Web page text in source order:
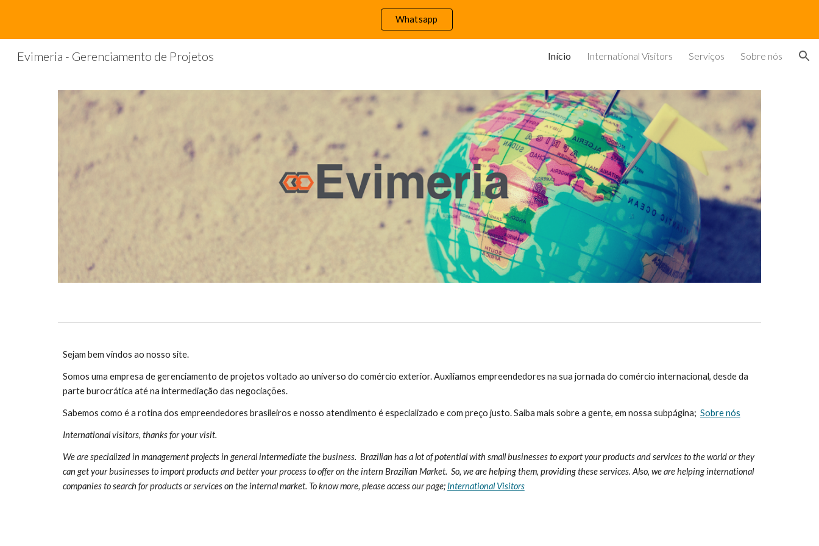
Whatsapp
Evimeria - Gerenciamento de Projetos Início International Visitors Serviços Sobre nós
Sejam bem vindos ao nosso site.
Somos uma empresa de gerenciamento de projetos voltado ao universo do comércio exterior. Auxiliamos empreendedores na sua jornada do comércio internacional, desde da
parte burocrática até na intermediação das negociações.
Sabemos como é a rotina dos empreendedores brasileiros e nosso atendimento é especializado e com preço justo. Saiba mais sobre a gente, em nossa subpágina; Sobre nós
International visitors, thanks for your visit.
We are specialized in management projects in general intermediate the business.  Brazilian has a lot of potential with small businesses to export your products and services to the world or they
can get your businesses to import products and better your process to offer on the intern Brazilian Market.  So, we are helping them, providing these services. Also, we are helping international
companies to search for products or services on the internal market. To know more, please access our page; International Visitors